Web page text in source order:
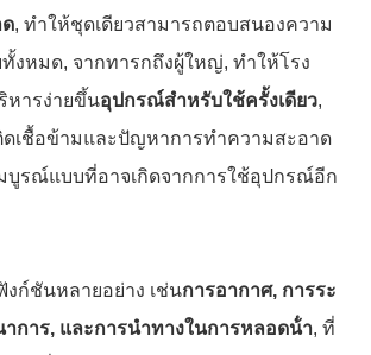
, ทําให้ชุดเดียวสามารถตอบสนองความ
งหมด, จากทารกถึงผู้ใหญ่, ทําให้โรง
หารง่ายขึ้นอุปกรณ์สําหรับใช้ครั้งเดียว,
ดเชื้อข้ามและปัญหาการทําความสะอาด
บูรณ์แบบที่อาจเกิดจากการใช้อุปกรณ์อีก
ก์ชันหลายอย่าง เช่นการอากาศ, การระ
การ, และการนําทางในการหลอดน้ํา, ที่